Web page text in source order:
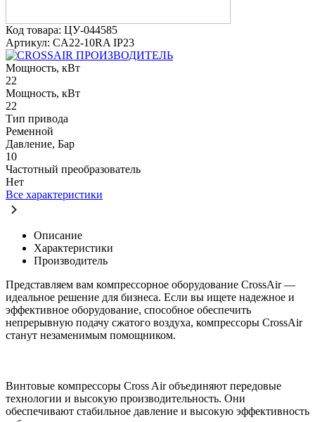
Код товара: ЦУ-044585
Артикул: CA22-10RA IP23
ПРОИЗВОДИТЕЛЬ
Мощность, кВт
22
Мощность, кВт
22
Тип привода
Ременной
Давление, Бар
10
Частотный преобразователь
Нет
Все характеристики
Описание
Характеристики
Производитель
Представляем вам компрессорное оборудование CrossAir —
идеальное решение для бизнеса. Если вы ищете надежное и
эффективное оборудование, способное обеспечить
непрерывную подачу сжатого воздуха, компрессоры CrossAir
станут незаменимым помощником.
Винтовые компрессоры Cross Air объединяют передовые
технологии и высокую производительность. Они
обеспечивают стабильное давление и высокую эффективность